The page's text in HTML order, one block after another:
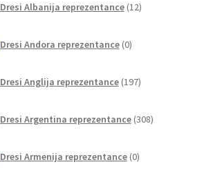
Dresi Albanija reprezentance 12izdelkov
Dresi Andora reprezentance 0izdelkov
Dresi Anglija reprezentance 197izdelkov
Dresi Argentina reprezentance 308izdelkov
Dresi Armenija reprezentance 0izdelkov